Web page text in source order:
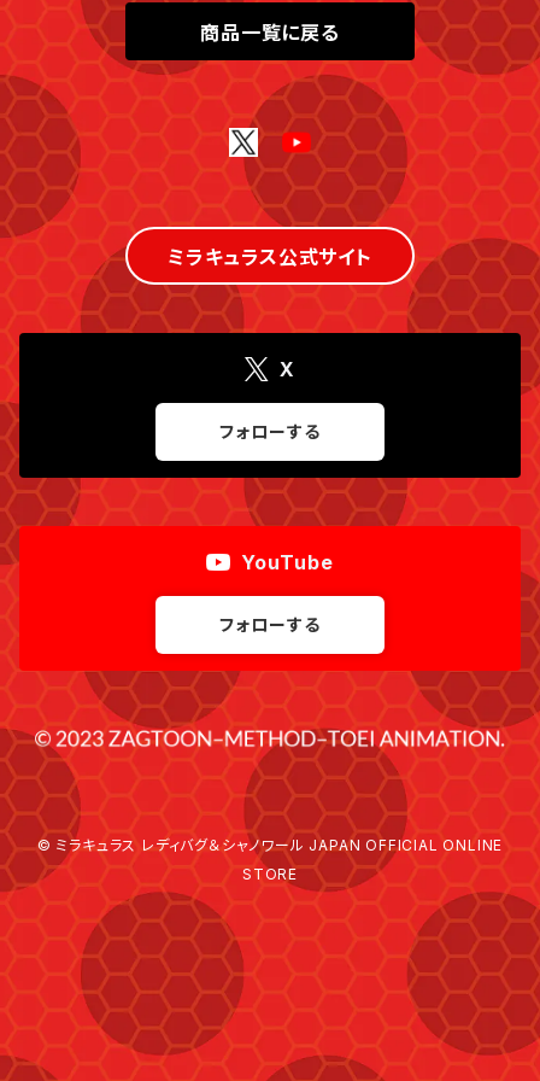
商品一覧に戻る
ミラキュラス公式サイト
X
フォローする
YouTube
フォローする
© ミラキュラス レディバグ＆シャノワール JAPAN OFFICIAL ONLINE
STORE